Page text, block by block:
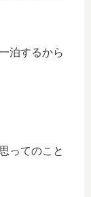
泊するから
ってのこと